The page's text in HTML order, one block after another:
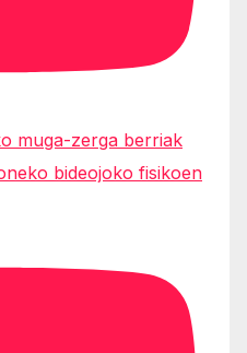
muga-zerga berriak
bideojoko fisikoen